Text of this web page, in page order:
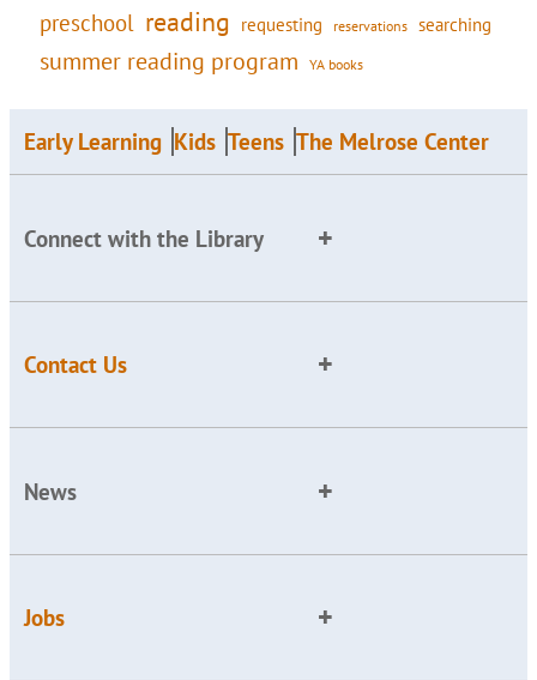
preschool reading requesting reservations searching
summer reading program YA books
Early Learning Kids Teens The Melrose Center
Connect with the Library
Contact Us
News
Jobs